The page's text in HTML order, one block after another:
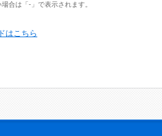
合は「-」で表示されます。
はこちら